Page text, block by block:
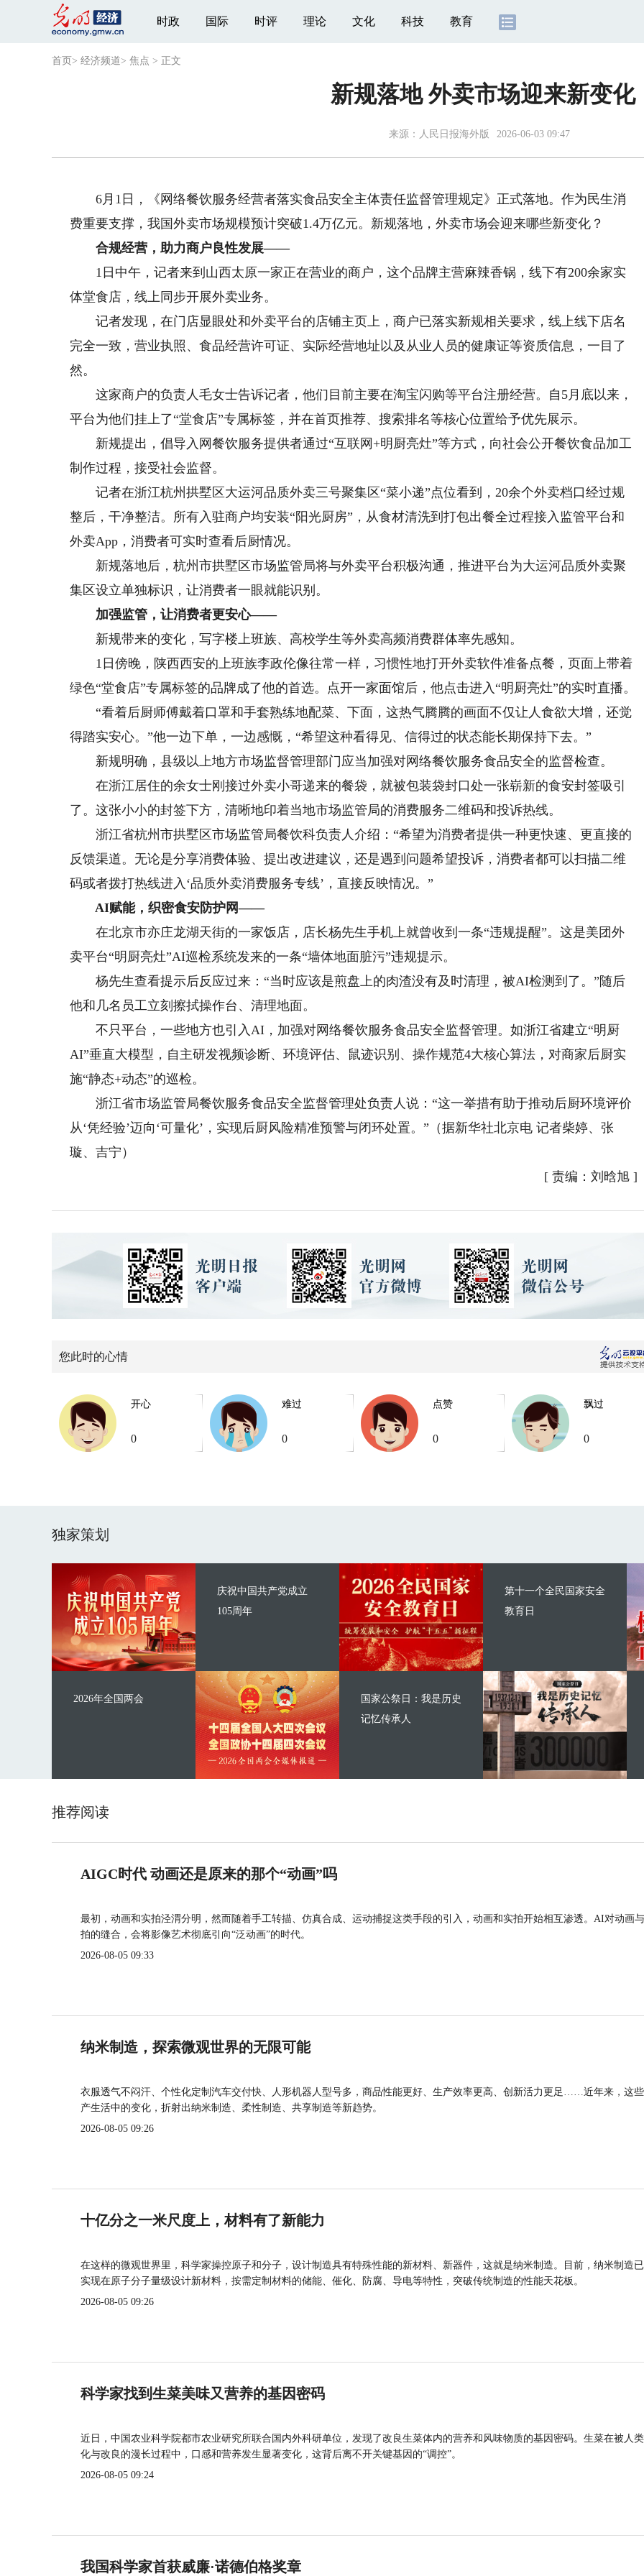
时政 国际 时评 理论 文化 科技 教育
首页 > 经济频道> 焦点 > 正文
新规落地 外卖市场迎来新变化
来源： 人民日报海外版 2026-06-03 09:47
6月1日，《网络餐饮服务经营者落实食品安全主体责任监督管理规定》正式落地。作为民生消
费重要支撑，我国外卖市场规模预计突破1.4万亿元。新规落地，外卖市场会迎来哪些新变化？
合规经营，助力商户良性发展——
1日中午，记者来到山西太原一家正在营业的商户，这个品牌主营麻辣香锅，线下有200余家实
体堂食店，线上同步开展外卖业务。
记者发现，在门店显眼处和外卖平台的店铺主页上，商户已落实新规相关要求，线上线下店名
完全一致，营业执照、食品经营许可证、实际经营地址以及从业人员的健康证等资质信息，一目了
然。
这家商户的负责人毛女士告诉记者，他们目前主要在淘宝闪购等平台注册经营。自5月底以来，
平台为他们挂上了“堂食店”专属标签，并在首页推荐、搜索排名等核心位置给予优先展示。
新规提出，倡导入网餐饮服务提供者通过“互联网+明厨亮灶”等方式，向社会公开餐饮食品加工
制作过程，接受社会监督。
记者在浙江杭州拱墅区大运河品质外卖三号聚集区“菜小递”点位看到，20余个外卖档口经过规
整后，干净整洁。所有入驻商户均安装“阳光厨房”，从食材清洗到打包出餐全过程接入监管平台和
外卖App，消费者可实时查看后厨情况。
新规落地后，杭州市拱墅区市场监管局将与外卖平台积极沟通，推进平台为大运河品质外卖聚
集区设立单独标识，让消费者一眼就能识别。
加强监管，让消费者更安心——
新规带来的变化，写字楼上班族、高校学生等外卖高频消费群体率先感知。
1日傍晚，陕西西安的上班族李政伦像往常一样，习惯性地打开外卖软件准备点餐，页面上带着
绿色“堂食店”专属标签的品牌成了他的首选。点开一家面馆后，他点击进入“明厨亮灶”的实时直播。
“看着后厨师傅戴着口罩和手套熟练地配菜、下面，这热气腾腾的画面不仅让人食欲大增，还觉
得踏实安心。”他一边下单，一边感慨，“希望这种看得见、信得过的状态能长期保持下去。”
新规明确，县级以上地方市场监督管理部门应当加强对网络餐饮服务食品安全的监督检查。
在浙江居住的余女士刚接过外卖小哥递来的餐袋，就被包装袋封口处一张崭新的食安封签吸引
了。这张小小的封签下方，清晰地印着当地市场监管局的消费服务二维码和投诉热线。
浙江省杭州市拱墅区市场监管局餐饮科负责人介绍：“希望为消费者提供一种更快速、更直接的
反馈渠道。无论是分享消费体验、提出改进建议，还是遇到问题希望投诉，消费者都可以扫描二维
码或者拨打热线进入‘品质外卖消费服务专线’，直接反映情况。”
AI赋能，织密食安防护网——
在北京市亦庄龙湖天街的一家饭店，店长杨先生手机上就曾收到一条“违规提醒”。这是美团外
卖平台“明厨亮灶”AI巡检系统发来的一条“墙体地面脏污”违规提示。
杨先生查看提示后反应过来：“当时应该是煎盘上的肉渣没有及时清理，被AI检测到了。”随后
他和几名员工立刻擦拭操作台、清理地面。
不只平台，一些地方也引入AI，加强对网络餐饮服务食品安全监督管理。如浙江省建立“明厨
AI”垂直大模型，自主研发视频诊断、环境评估、鼠迹识别、操作规范4大核心算法，对商家后厨实
施“静态+动态”的巡检。
浙江省市场监管局餐饮服务食品安全监督管理处负责人说：“这一举措有助于推动后厨环境评价
从‘凭经验’迈向‘可量化’，实现后厨风险精准预警与闭环处置。”（据新华社北京电 记者柴婷、张
璇、吉宁）
[ 责编：刘晗旭 ]
您此时的心情
开心
0
难过
0
点赞
0
飘过
0
独家策划
庆祝中国共产党成立
105周年
2026年全国两会
第十一个全民国家安全
教育日
国家公祭日：我是历史
记忆传承人
推荐阅读
AIGC时代 动画还是原来的那个“动画”吗
最初，动画和实拍泾渭分明，然而随着手工转描、仿真合成、运动捕捉这类手段的引入，动画和实拍开始相互渗透。AI对动画
拍的缝合，会将影像艺术彻底引向“泛动画”的时代。
2026-08-05 09:33
纳米制造，探索微观世界的无限可能
衣服透气不闷汗、个性化定制汽车交付快、人形机器人型号多，商品性能更好、生产效率更高、创新活力更足……近年来，这
产生活中的变化，折射出纳米制造、柔性制造、共享制造等新趋势。
2026-08-05 09:26
十亿分之一米尺度上，材料有了新能力
在这样的微观世界里，科学家操控原子和分子，设计制造具有特殊性能的新材料、新器件，这就是纳米制造。目前，纳米制造
实现在原子分子量级设计新材料，按需定制材料的储能、催化、防腐、导电等特性，突破传统制造的性能天花板。
2026-08-05 09:26
科学家找到生菜美味又营养的基因密码
近日，中国农业科学院都市农业研究所联合国内外科研单位，发现了改良生菜体内的营养和风味物质的基因密码。生菜在被人
化与改良的漫长过程中，口感和营养发生显著变化，这背后离不开关键基因的“调控”。
2026-08-05 09:24
我国科学家首获威廉·诺德伯格奖章